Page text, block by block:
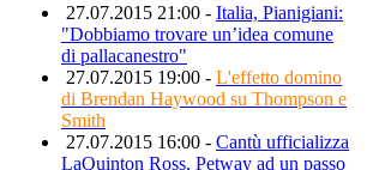
27.07.2015 21:00 - Italia, Pianigiani:
"Dobbiamo trovare un’idea comune
di pallacanestro"
27.07.2015 19:00 - L'effetto domino
di Brendan Haywood su Thompson e
Smith
27.07.2015 16:00 - Cantù ufficializza
LaQuinton Ross, Petway ad un passo